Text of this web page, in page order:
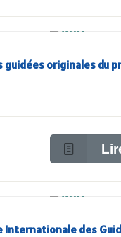
guidées originales du
Internationale des